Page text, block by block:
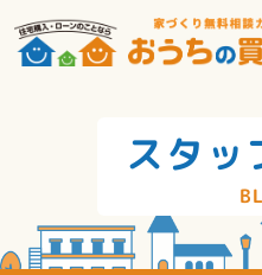
スタッ